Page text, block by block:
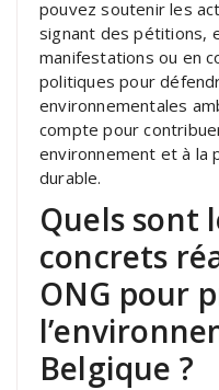
pouvez soutenir les
signant des pétitions,
manifestations ou en
politiques pour
environnementales
compte pour
environnement et à la
durable.
Quels sont
concrets
ONG pour
Belgique ?